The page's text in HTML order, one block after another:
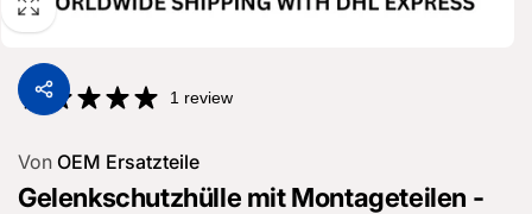
1 review
Von OEM Ersatzteile
Gelenkschutzhülle mit Montageteilen -